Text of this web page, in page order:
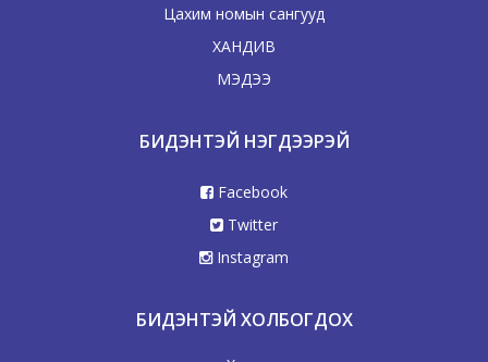
Цахим номын сангууд
ХАНДИВ
МЭДЭЭ
БИДЭНТЭЙ НЭГДЭЭРЭЙ
Facebook
Twitter
Instagram
БИДЭНТЭЙ ХОЛБОГДОХ